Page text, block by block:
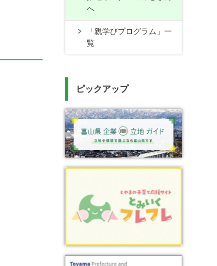
へ
「親学びプログラム」一
覧
ピックアップ